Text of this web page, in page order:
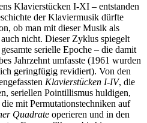
Klavierstücken I-XI – entstanden
der Klaviermusik dürfte
ob man mit dieser Musik als
nicht. Dieser Zyklus spiegelt
serielle Epoche – die damit
Jahrzehnt umfasste (1961 wurden
geringfügig revidiert). Von den
Klavierstücken I-IV, die
seriellen Pointillismus huldigen,
mit Permutationstechniken auf
Quadrate operieren und in den